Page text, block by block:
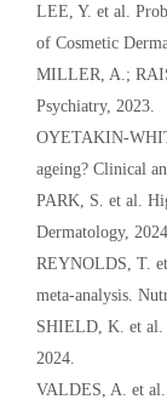
LEE, Y. et al.
of Cosmetic
MILLER, A.;
Psychiatry, 2023.
OYETAKIN-
ageing? Clinical
PARK, S. et al.
Dermatology,
REYNOLDS, T.
meta-analysis.
SHIELD, K. et al.
2024.
VALDES, A. et